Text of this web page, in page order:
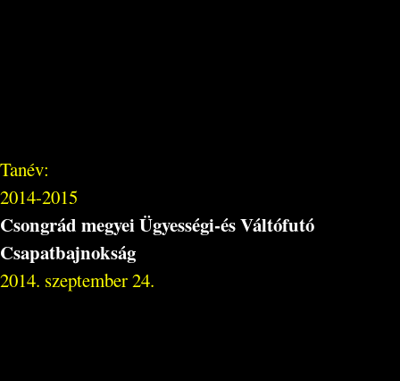
Tanév:
2014-2015
Csongrád megyei Ügyességi-és Váltófutó
Csapatbajnokság
2014. szeptember 24.